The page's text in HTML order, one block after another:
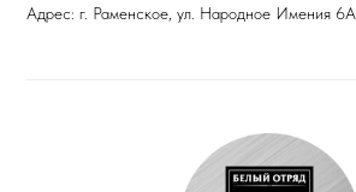
Адрес: г. Раменское, ул. Народное Имения 6А